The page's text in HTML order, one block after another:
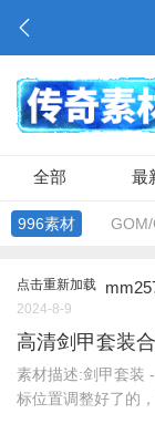
全部 最
996素材
点击重新加载
2024-8-9
高清剑甲套装
素材描述:剑甲套装
标位置调整好了的